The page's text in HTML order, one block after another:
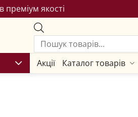
преміум якості
Акції Каталог товарів